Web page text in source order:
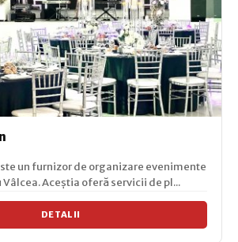
un furnizor de organizare evenimente
Aceștia oferă servicii de pl...
DETALII